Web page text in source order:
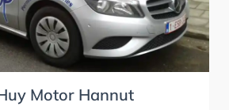
Motor Hannut